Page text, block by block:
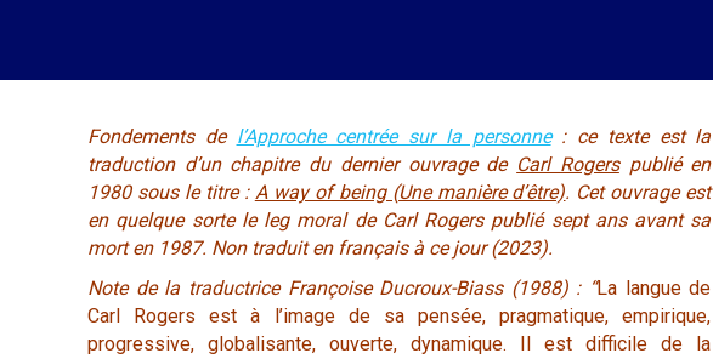
Fondements de l’Approche centrée sur la personne: ce texte est la
traduction d’un chapitre du dernier ouvrage de Carl Rogerspublié en
1980 sous le titre : A way of being (Une manière d’être). Cet ouvrage est
en quelque sorte le leg moral de Carl Rogers publié sept ans avant sa
mort en 1987. Non traduit en français à ce jour (2023).
Note de la traductrice Françoise Ducroux-Biass (1988) : “La langue de
Carl Rogers est à l’image de sa pensée, pragmatique, empirique,
progressive, globalisante, ouverte, dynamique. Il est difficile de la